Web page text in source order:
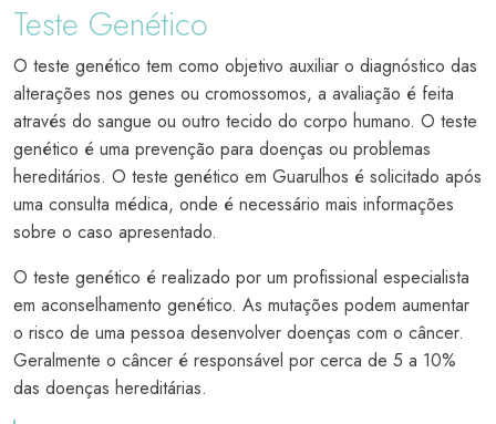
Teste Genético
O teste genético tem como objetivo auxiliar o diagnóstico das
alterações nos genes ou cromossomos, a avaliação é feita
através do sangue ou outro tecido do corpo humano. O teste
genético é uma prevenção para doenças ou problemas
hereditários. O teste genético em Guarulhos é solicitado após
uma consulta médica, onde é necessário mais informações
sobre o caso apresentado.
O teste genético é realizado por um profissional especialista
em aconselhamento genético. As mutações podem aumentar
o risco de uma pessoa desenvolver doenças com o câncer.
Geralmente o câncer é responsável por cerca de 5 a 10%
das doenças hereditárias.